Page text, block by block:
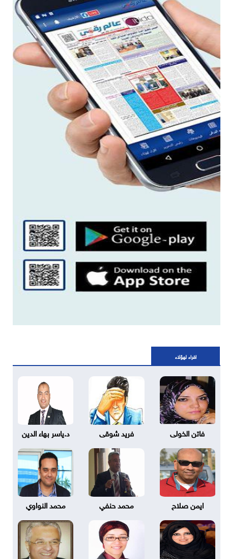
اقراء لهؤلاء
فاتن الخولى فريد شوقى د.ياسر بهاء الدين
ايمن صلاح محمد حنفي محمد النواوي